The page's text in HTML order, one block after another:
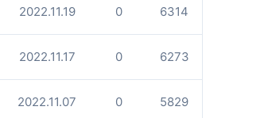
2022.11.19 0 6314
2022.11.17 0 6273
2022.11.07 0 5829